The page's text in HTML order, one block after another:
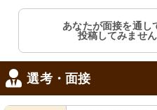
あなたが面接を通し
投稿してみませ
選考・面接